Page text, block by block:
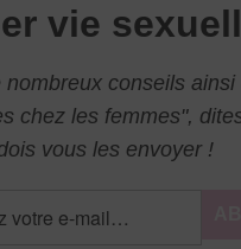
vie
conseils
chez les femmes",
vous les envoyer !